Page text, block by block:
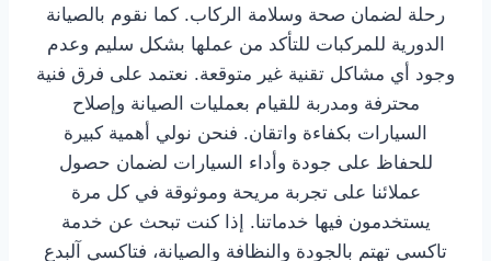
رحلة لضمان صحة وسلامة الركاب. كما نقوم بالصيانة
الدورية للمركبات للتأكد من عملها بشكل سليم وعدم
وجود أي مشاكل تقنية غير متوقعة. نعتمد على فرق فنية
محترفة ومدربة للقيام بعمليات الصيانة وإصلاح
السيارات بكفاءة واتقان. فنحن نولي أهمية كبيرة
للحفاظ على جودة وأداء السيارات لضمان حصول
عملائنا على تجربة مريحة وموثوقة في كل مرة
يستخدمون فيها خدماتنا. إذا كنت تبحث عن خدمة
تاكسي تهتم بالجودة والنظافة والصيانة، فتاكسي آلبدع